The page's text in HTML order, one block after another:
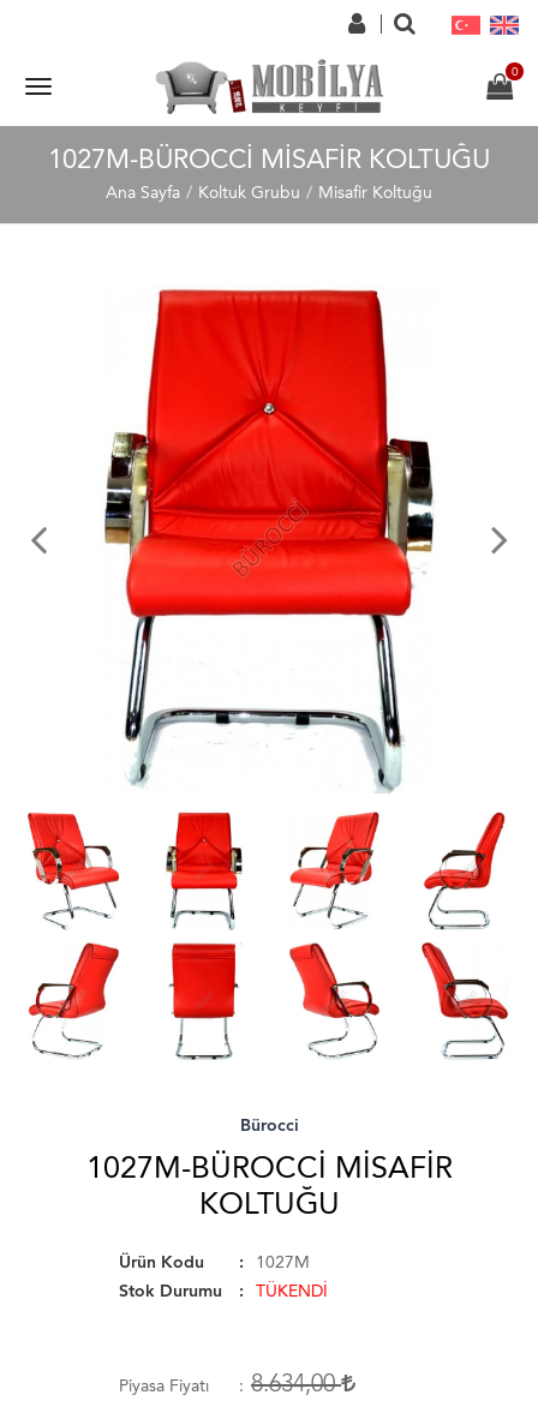
1027M-BÜROCCI MISAFIR KOLTUĞU
Ana Sayfa Koltuk Grubu Misafir Koltuğu
Bürocci
1027M-BÜROCCI MISAFIR
KOLTUĞU
Ürün Kodu
1027M
Stok Durumu
TÜKENDİ
Piyasa Fiyatı 8.634,00